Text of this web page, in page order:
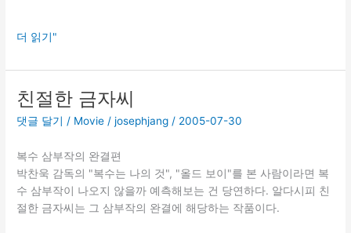
IMDb
250
더 읽기"
친절한 금자씨
댓글 달기 / Movie /josephjang/ 2005-07-30
복수 삼부작의 완결편
박찬욱 감독의 "복수는 나의 것", "올드 보이"를 본 사람이라면 복
수 삼부작이 나오지 않을까 예측해보는 건 당연하다. 알다시피 친
절한 금자씨는 그 삼부작의 완결에 해당하는 작품이다.